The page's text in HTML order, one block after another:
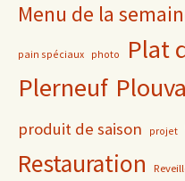
Menu de la
pain spéciaux photo Plat
Plerneuf
produit de saison projet
Restauration